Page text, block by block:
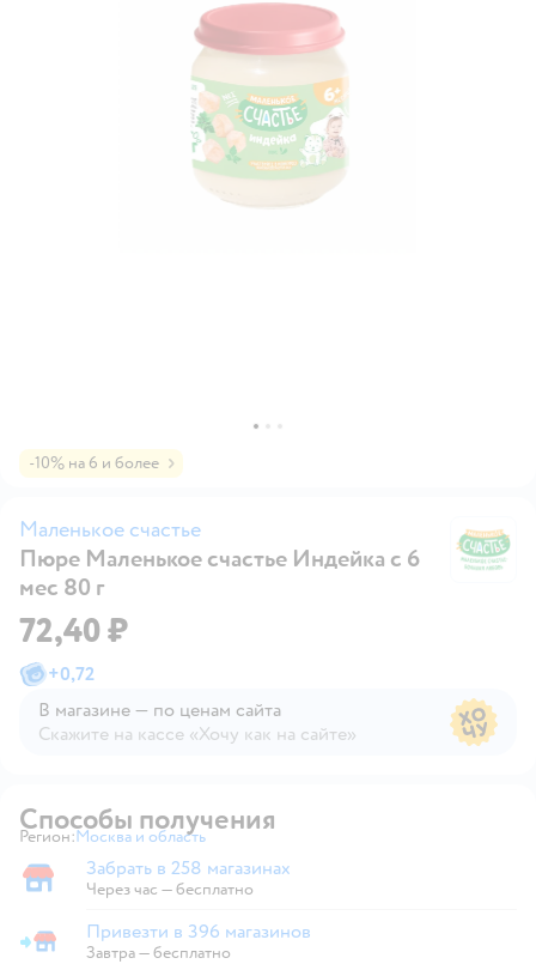
-10% на 6 и более
Маленькое счастье
Пюре Маленькое счастье Индейка с 6
мес 80 г
72,40 ₽
+0,72
В магазине — по ценам сайта
Скажите на кассе «Хочу как на сайте»
Способы получения
Регион: Выбор адреса доставки.
Москва и область
Забрать в магазине
Забрать в 258 магазинах
Через час — бесплатно
Привезти в магазин
Привезти в 396 магазинов
Завтра—бесплатно